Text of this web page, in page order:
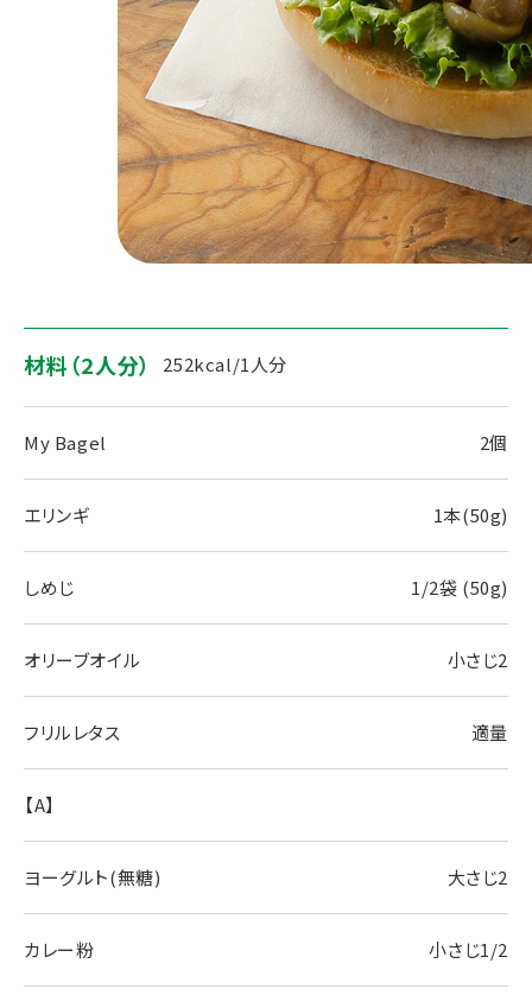
材料（2人分） 252kcal/1人分
My Bagel 2個
エリンギ 1本(50g)
しめじ 1/2袋 (50g)
オリーブオイル 小さじ2
フリルレタス 適量
【A】
ヨーグルト(無糖) 大さじ2
カレー粉 小さじ1/2